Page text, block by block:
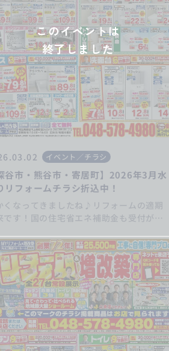
イベント／チラシ
谷市・熊谷市・寄居町】2026年3月水
リフォームチラシ折込中！
くなってきましたね♪リフォームの適期
です！国の住宅省エネ補助金も受付が始
ぜひご相談ください！ キッチンリフ
ム/お風呂リフォーム/トイレリフォーム/
化粧台リフォーム/給湯器交換/屋根・外
フォーム/住宅省エネ2026/先進的窓リノ
事業/みらいエコ住宅2026事業/給湯省
2026事業
このイベントは
終了しました